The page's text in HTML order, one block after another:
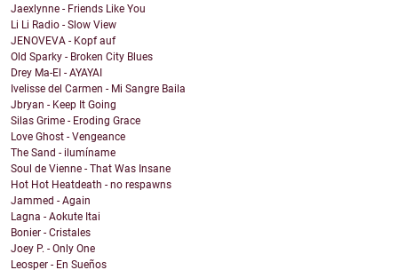
Jaexlynne - Friends Like You
Li Li Radio - Slow View
JENOVEVA - Kopf auf
Old Sparky - Broken City Blues
Drey Ma-El - AYAYAI
Ivelisse del Carmen - Mi Sangre Baila
Jbryan - Keep It Going
Silas Grime - Eroding Grace
Love Ghost - Vengeance
The Sand - ilumíname
Soul de Vienne - That Was Insane
Hot Hot Heatdeath - no respawns
Jammed - Again
Lagna - Aokute Itai
Bonier - Cristales
Joey P. - Only One
Leosper - En Sueños